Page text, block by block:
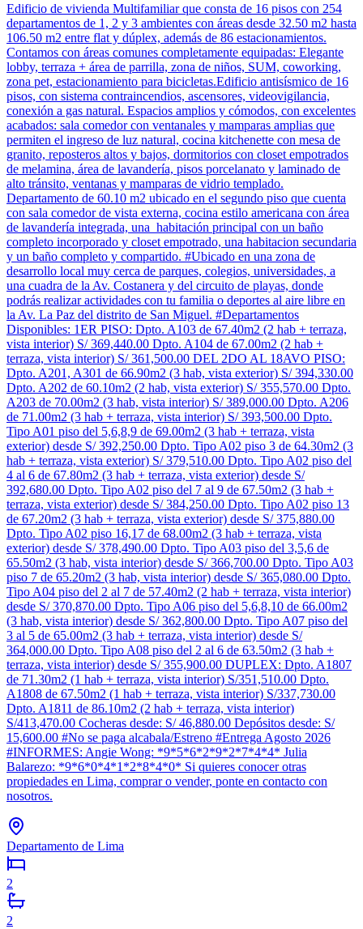
Edificio de vivienda Multifamiliar que consta de 16 pisos con 254
departamentos de 1, 2 y 3 ambientes con áreas desde 32.50 m2 hasta
106.50 m2 entre flat y dúplex, además de 86 estacionamientos.
Contamos con áreas comunes completamente equipadas: Elegante
lobby, terraza + área de parrilla, zona de niños, SUM, coworking,
zona pet, estacionamiento para bicicletas.Edificio antisísmico de 16
pisos, con sistema contraincendios, ascensores, videovigilancia,
conexión a gas natural. Espacios amplios y cómodos, con excelentes
acabados: sala comedor con ventanales y mamparas amplias que
permiten el ingreso de luz natural, cocina kitchenette con mesa de
granito, reposteros altos y bajos, dormitorios con closet empotrados
de melamina, área de lavandería, pisos porcelanato y laminado de
alto tránsito, ventanas y mamparas de vidrio templado.
Departamento de 60.10 m2 ubicado en el segundo piso que cuenta
con sala comedor de vista externa, cocina estilo americana con área
de lavandería integrada, una habitación principal con un baño
completo incorporado y closet empotrado, una habitacion secundaria
y un baño completo y compartido. #Ubicado en una zona de
desarrollo local muy cerca de parques, colegios, universidades, a
una cuadra de la Av. Costanera y del circuito de playas, donde
podrás realizar actividades con tu familia o deportes al aire libre en
la Av. La Paz del distrito de San Miguel. #Departamentos
Disponibles: 1ER PISO: Dpto. A103 de 67.40m2 (2 hab + terraza,
vista interior) S/ 369,440.00 Dpto. A104 de 67.00m2 (2 hab +
terraza, vista interior) S/ 361,500.00 DEL 2DO AL 18AVO PISO:
Dpto. A201, A301 de 66.90m2 (3 hab, vista exterior) S/ 394,330.00
Dpto. A202 de 60.10m2 (2 hab, vista exterior) S/ 355,570.00 Dpto.
A203 de 70.00m2 (3 hab, vista interior) S/ 389,000.00 Dpto. A206
de 71.00m2 (3 hab + terraza, vista interior) S/ 393,500.00 Dpto.
Tipo A01 piso del 5,6,8,9 de 69.00m2 (3 hab + terraza, vista
exterior) desde S/ 392,250.00 Dpto. Tipo A02 piso 3 de 64.30m2 (3
hab + terraza, vista exterior) S/ 379,510.00 Dpto. Tipo A02 piso del
4 al 6 de 67.80m2 (3 hab + terraza, vista exterior) desde S/
392,680.00 Dpto. Tipo A02 piso del 7 al 9 de 67.50m2 (3 hab +
terraza, vista exterior) desde S/ 384,250.00 Dpto. Tipo A02 piso 13
de 67.20m2 (3 hab + terraza, vista exterior) desde S/ 375,880.00
Dpto. Tipo A02 piso 16,17 de 68.00m2 (3 hab + terraza, vista
exterior) desde S/ 378,490.00 Dpto. Tipo A03 piso del 3,5,6 de
65.50m2 (3 hab, vista interior) desde S/ 366,700.00 Dpto. Tipo A03
piso 7 de 65.20m2 (3 hab, vista interior) desde S/ 365,080.00 Dpto.
Tipo A04 piso del 2 al 7 de 57.40m2 (2 hab + terraza, vista interior)
desde S/ 370,870.00 Dpto. Tipo A06 piso del 5,6,8,10 de 66.00m2
(3 hab, vista interior) desde S/ 362,800.00 Dpto. Tipo A07 piso del
3 al 5 de 65.00m2 (3 hab + terraza, vista interior) desde S/
364,000.00 Dpto. Tipo A08 piso del 2 al 6 de 63.50m2 (3 hab +
terraza, vista interior) desde S/ 355,900.00 DUPLEX: Dpto. A1807
de 71.30m2 (1 hab + terraza, vista interior) S/351,510.00 Dpto.
A1808 de 67.50m2 (1 hab + terraza, vista interior) S/337,730.00
Dpto. A1811 de 86.10m2 (2 hab + terraza, vista interior)
S/413,470.00 Cocheras desde: S/ 46,880.00 Depósitos desde: S/
15,600.00 #No se paga alcabala/Estreno #Entrega Agosto 2026
#INFORMES: Angie Wong: *9*5*6*2*9*2*7*4*4* Julia
Balarezo: *9*6*0*4*1*2*8*4*0* Si quieres conocer otras
propiedades en Lima, comprar o vender, ponte en contacto con
nosotros.
Departamento de Lima
2
2